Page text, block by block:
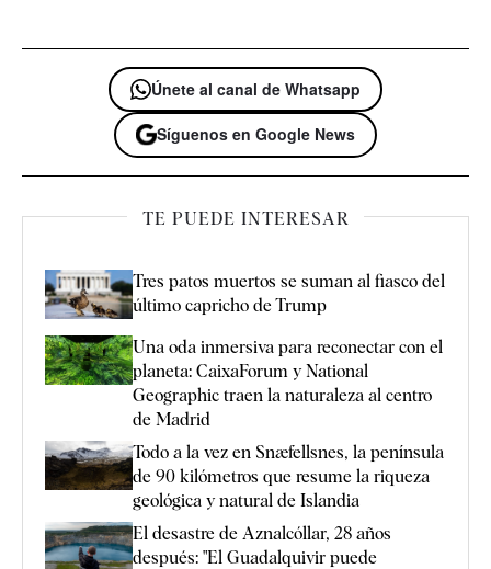
Únete al canal de Whatsapp
Síguenos en Google News
TE PUEDE INTERESAR
Tres patos muertos se suman al fiasco del
último capricho de Trump
Una oda inmersiva para reconectar con el
planeta: CaixaForum y National
Geographic traen la naturaleza al centro
de Madrid
Todo a la vez en Snæfellsnes, la península
de 90 kilómetros que resume la riqueza
geológica y natural de Islandia
El desastre de Aznalcóllar, 28 años
después: "El Guadalquivir puede